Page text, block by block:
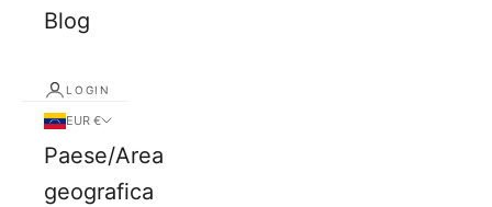
Blog
LOGIN
EUR €
Paese/Area
geografica